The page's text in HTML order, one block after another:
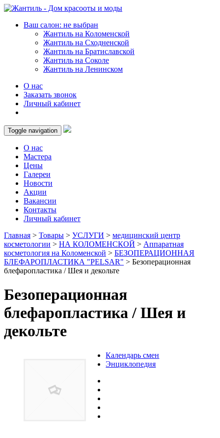
Ваш салон: не выбран
Жантиль на Коломенской
Жантиль на Сходненской
Жантиль на Братиславской
Жантиль на Соколе
Жантиль на Ленинском
О нас
Заказать звонок
Личный кабинет
Toggle navigation
О нас
Мастера
Цены
Галереи
Новости
Акции
Вакансии
Контакты
Личный кабинет
Главная > Товары > УСЛУГИ > медицинский центр
косметологии > НА КОЛОМЕНСКОЙ > Аппаратная
косметология на Коломенской > БЕЗОПЕРАЦИОННАЯ
БЛЕФАРОПЛАСТИКА "PELSAR" > Безоперационная
блефаропластика / Шея и декольте
Безоперационная
блефаропластика / Шея и
декольте
Календарь смен
Энциклопедия